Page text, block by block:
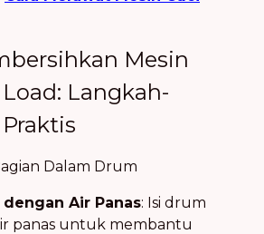
Mesin
Langkah-
Dalam Drum
dengan Air Panas: Isi drum
panas untuk membantu